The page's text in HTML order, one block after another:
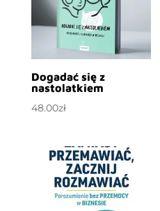
Dogadać się z
nastolatkiem
48.00zł